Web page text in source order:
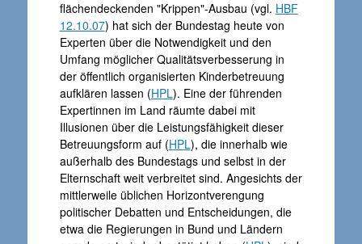
flächendeckenden "Krippen"-Ausbau (vgl. HBF
12.10.07) hat sich der Bundestag heute von
Experten über die Notwendigkeit und den
Umfang möglicher Qualitätsverbesserung in
der öffentlich organisierten Kinderbetreuung
aufklären lassen (HPL). Eine der führenden
Expertinnen im Land räumte dabei mit
Illusionen über die Leistungsfähigkeit dieser
Betreuungsform auf (HPL), die innerhalb wie
außerhalb des Bundestags und selbst in der
Elternschaft weit verbreitet sind. Angesichts der
mittlerweile üblichen Horizontverengung
politischer Debatten und Entscheidungen, die
etwa die Regierungen in Bund und Ländern